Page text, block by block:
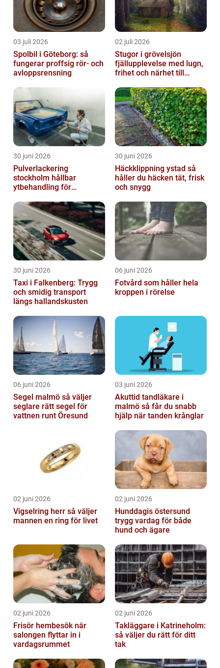
03 juli 2026
Spolbil i Göteborg: så
fungerar proffsig rör- och
avloppsrensning
02 juli 2026
Stugor i grövelsjön
fjällupplevelse med lugn,
frihet och närhet till
30 juni 2026
Pulverlackering
stockholm hållbar
ytbehandling för
30 juni 2026
Häckklippning ystad så
håller du häcken tät, frisk
och snygg
30 juni 2026
Taxi i Falkenberg: Trygg
och smidig transport
längs hallandskusten
06 juni 2026
Fotvård som håller hela
kroppen i rörelse
06 juni 2026
Segel malmö så väljer
seglare rätt segel för
vattnen runt Öresund
03 juni 2026
Akuttid tandläkare i
malmö så får du snabb
hjälp när tanden krånglar
02 juni 2026
Vigselring herr så väljer
mannen en ring för livet
02 juni 2026
Hunddagis östersund
trygg vardag för både
hund och ägare
02 juni 2026
Frisör hembesök när
salongen flyttar in i
vardagsrummet
02 juni 2026
Takläggare i Katrineholm:
så väljer du rätt för ditt
tak